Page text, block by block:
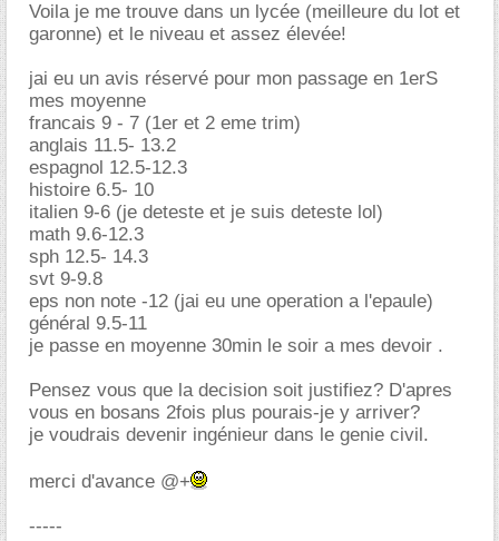
Voila je me trouve dans un lycée (meilleure du lot et
garonne) et le niveau et assez élevée!
jai eu un avis réservé pour mon passage en 1erS
mes moyenne
francais 9 - 7 (1er et 2 eme trim)
anglais 11.5- 13.2
espagnol 12.5-12.3
histoire 6.5- 10
italien 9-6 (je deteste et je suis deteste lol)
math 9.6-12.3
sph 12.5- 14.3
svt 9-9.8
eps non note -12 (jai eu une operation a l'epaule)
général 9.5-11
je passe en moyenne 30min le soir a mes devoir .
Pensez vous que la decision soit justifiez? D'apres
vous en bosans 2fois plus pourais-je y arriver?
je voudrais devenir ingénieur dans le genie civil.
merci d'avance @+
-----